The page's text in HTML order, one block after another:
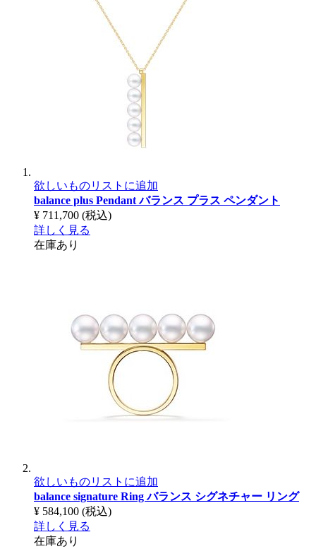
欲しいものリストに追加
balance plus Pendantバランス プラス ペンダント
¥ 711,700 (税込)
詳しく見る
在庫あり
欲しいものリストに追加
balance signature Ringバランス シグネチャー リング
¥ 584,100 (税込)
詳しく見る
在庫あり